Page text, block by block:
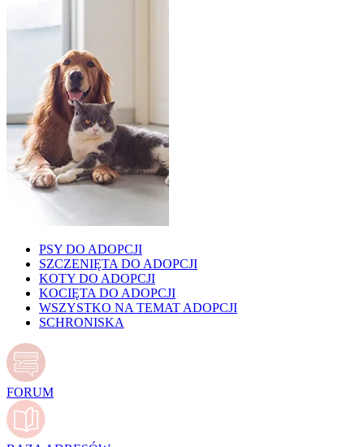
PSY DO ADOPCJI
SZCZENIĘTA DO ADOPCJI
KOTY DO ADOPCJI
KOCIĘTA DO ADOPCJI
WSZYSTKO NA TEMAT ADOPCJI
SCHRONISKA
FORUM